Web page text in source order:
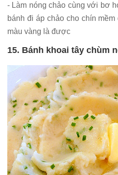
- Làm nóng chảo cùng với bơ
bánh đi áp chảo cho chín
màu vàng là được
15. Bánh khoai tây chùm